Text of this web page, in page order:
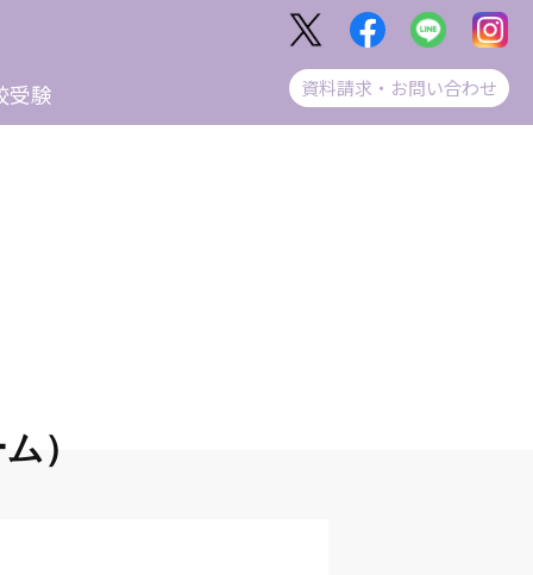
資料請求・お問い合わせ
受験
）